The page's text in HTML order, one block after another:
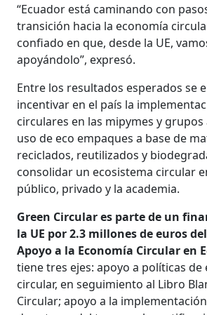
“Ecuador está caminando con
transición hacia la economía
confiado en que, desde la UE,
apoyándolo”, expresó.
Entre los resultados esperados se
incentivar en el país la
circulares en las mipymes y grupos
uso de eco empaques a base de
reciclados, reutilizados y
consolidar un ecosistema circular
público, privado y la academia.
Green Circular es parte de un
la UE por 2.3 millones de euros
Apoyo a la Economía Circular en
tiene tres ejes: apoyo a políticas de
circular, en seguimiento al Libro
Circular; apoyo a la